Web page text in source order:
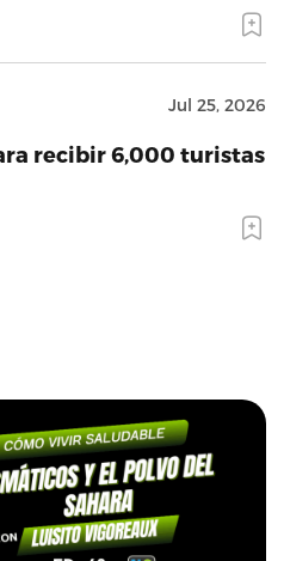
Jul 25, 2026
recibir 6,000 turistas